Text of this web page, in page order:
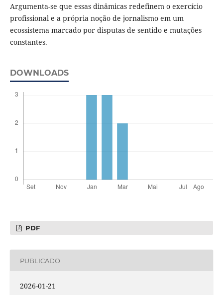
Argumenta-se que essas dinâmicas redefinem o exercício
profissional e a própria noção de jornalismo em um
ecossistema marcado por disputas de sentido e mutações
constantes.
DOWNLOADS
PDF
PUBLICADO
2026-01-21